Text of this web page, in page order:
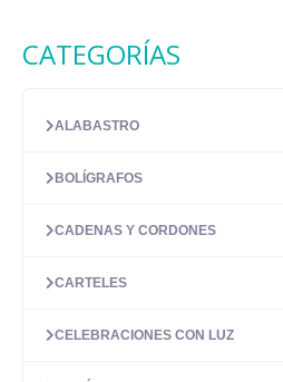
CATEGORÍAS
ALABASTRO
BOLÍGRAFOS
CADENAS Y CORDONES
CARTELES
CELEBRACIONES CON LUZ